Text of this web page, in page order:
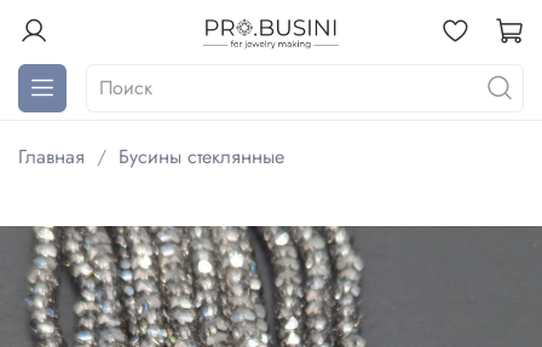
Главная Бусины стеклянные